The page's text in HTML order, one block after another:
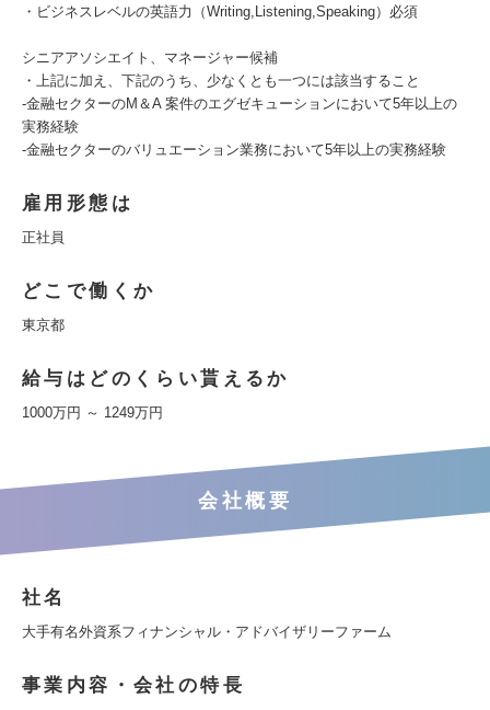
・ビジネスレベルの英語力（Writing,Listening,Speaking）必須
シニアアソシエイト、マネージャー候補
・上記に加え、下記のうち、少なくとも一つには該当すること
‐金融セクターのM＆A 案件のエグゼキューションにおいて5年以上の
実務経験
‐金融セクターのバリュエーション業務において5年以上の実務経験
雇用形態は
正社員
どこで働くか
東京都
給与はどのくらい貰えるか
1000万円 ～ 1249万円
会社概要
社名
大手有名外資系フィナンシャル・アドバイザリーファーム
事業内容・会社の特長